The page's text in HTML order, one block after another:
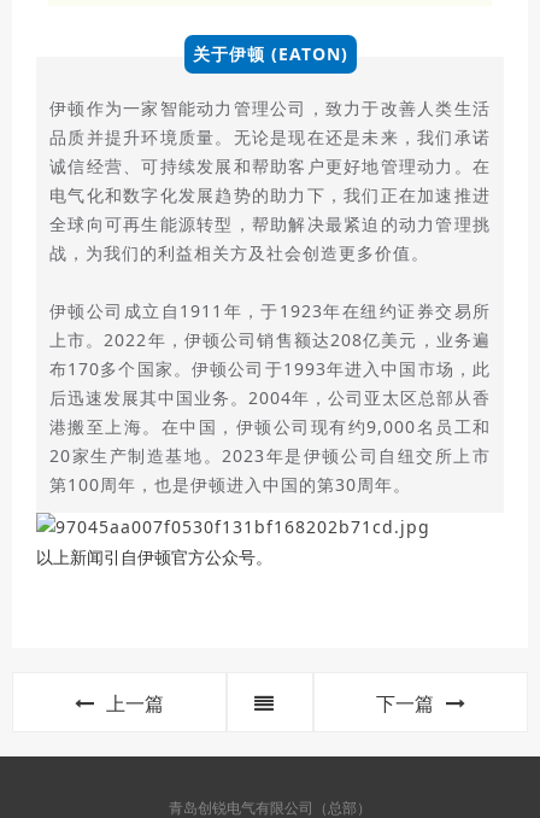
关于伊顿 (EATON)
伊顿作为一家智能动力管理公司，致力于改善人类生活
品质并提升环境质量。无论是现在还是未来，我们承诺
诚信经营、可持续发展和帮助客户更好地管理动力。在
电气化和数字化发展趋势的助力下，我们正在加速推进
全球向可再生能源转型，帮助解决最紧迫的动力管理挑
战，为我们的利益相关方及社会创造更多价值。
伊顿公司成立自1911年，于1923年在纽约证券交易所
上市。2022年，伊顿公司销售额达208亿美元，业务遍
布170多个国家。伊顿公司于1993年进入中国市场，此
后迅速发展其中国业务。2004年，公司亚太区总部从香
港搬至上海。在中国，伊顿公司现有约9,000名员工和
20家生产制造基地。2023年是伊顿公司自纽交所上市
第100周年，也是伊顿进入中国的第30周年。
以上新闻引自伊顿官方公众号。
上一篇 下一篇
青岛创锐电气有限公司（总部）